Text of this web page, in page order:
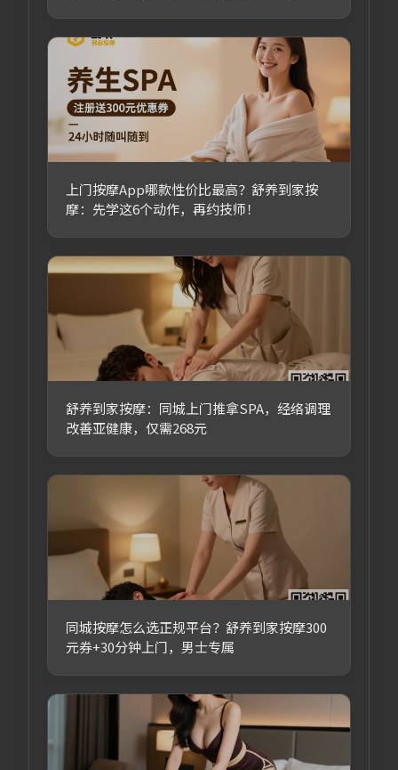
上门按摩App哪款性价比最高？舒养到家按
摩：先学这6个动作，再约技师！
舒养到家按摩：同城上门推拿SPA，经络调理
改善亚健康，仅需268元
同城按摩怎么选正规平台？舒养到家按摩300
元券+30分钟上门，男士专属